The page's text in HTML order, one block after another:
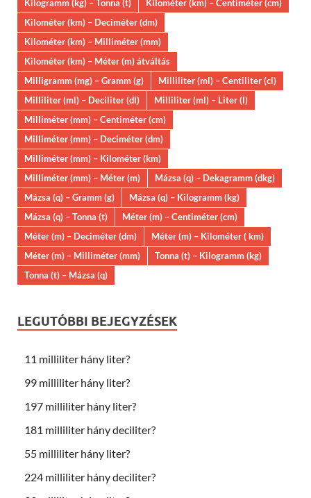
Kilogramm (kg) – Tonna (t)
Kilométer (km) – Centiméter (cm)
Kilométer (km) – Deciméter (dm)
Kilométer (km) – Milliméter (mm)
Kilométer (km) – Méter (m) átváltás
Milligramm (mg) – Gramm (g)
Milliliter (ml) – Centiliter (cl)
Milliliter (ml) – Deciliter (dl)
Milliliter (ml) – Liter (l)
Milliméter (mm) – Centiméter (cm)
Milliméter (mm) – Deciméter (dm)
Milliméter (mm) – Kilométer (km)
Milliméter (mm) – Méter (m)
Mázsa (q) – Dekagramm (dkg)
Mázsa (q) – Gramm (g)
Mázsa (q) – Kilogramm (kg)
Mázsa (q) – Tonna (t)
Méter (m) – Centiméter (cm)
Méter (m) – Deciméter (dm)
Méter (m) – Kilométer ( km)
Méter (m) – Milliméter (mm)
Tonna (t) – Kilogramm (kg)
Tonna (t) – Mázsa (q)
LEGUTÓBBI BEJEGYZÉSEK
11 milliliter hány liter?
99 milliliter hány liter?
197 milliliter hány liter?
181 milliliter hány deciliter?
55 milliliter hány liter?
224 milliliter hány deciliter?